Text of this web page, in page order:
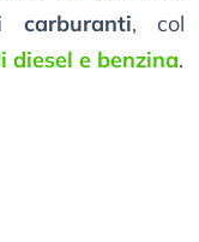
carburanti, col
diesel e benzina.